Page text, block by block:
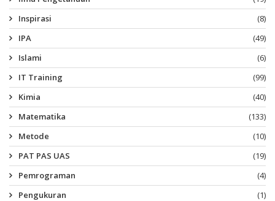
Inspirasi
(8)
IPA
(49)
Islami
(6)
IT Training
(99)
Kimia
(40)
Matematika
(133)
Metode
(10)
PAT PAS UAS
(19)
Pemrograman
(4)
Pengukuran
(1)